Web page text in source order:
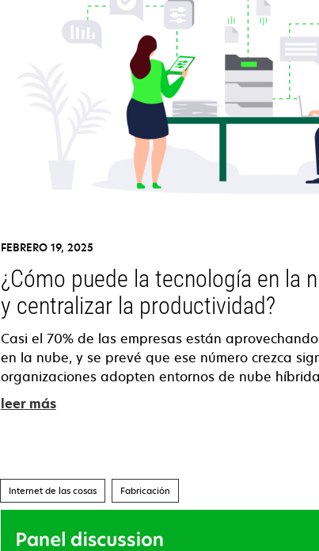
FEBRERO 19, 2025
¿Cómo puede la tecnología en la
y centralizar la productividad?
Casi el 70% de las empresas están
en la nube, y se prevé que ese número crezca
organizaciones adopten entornos de nube híbrida
leer más
Internet de las cosas Fabricación